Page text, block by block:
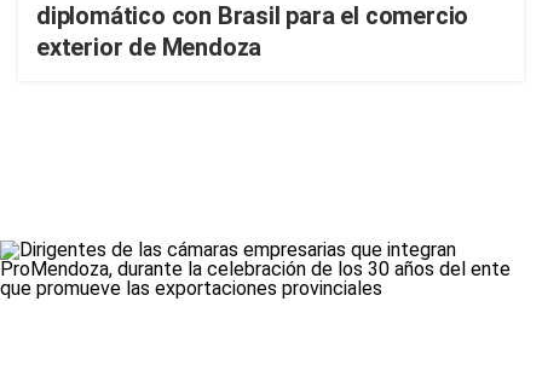
diplomático con Brasil para el comercio
exterior de Mendoza